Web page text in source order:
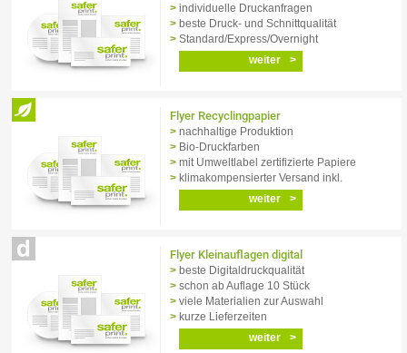
individuelle Druckanfragen
beste Druck- und Schnitt­qualität
Standard/Express/Overnight
weiter
Flyer Recyclingpapier
nachhaltige Produktion
Bio-Druckfarben
mit Umweltlabel zertifizierte Papiere
klimakompensierter Versand inkl.
weiter
Flyer Kleinauflagen digital
beste Digitaldruckqualität
schon ab Auflage 10 Stück
viele Materialien zur Auswahl
kurze Lieferzeiten
weiter